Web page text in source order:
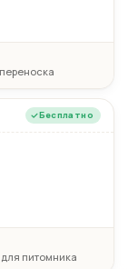
Бесплатно
питомника